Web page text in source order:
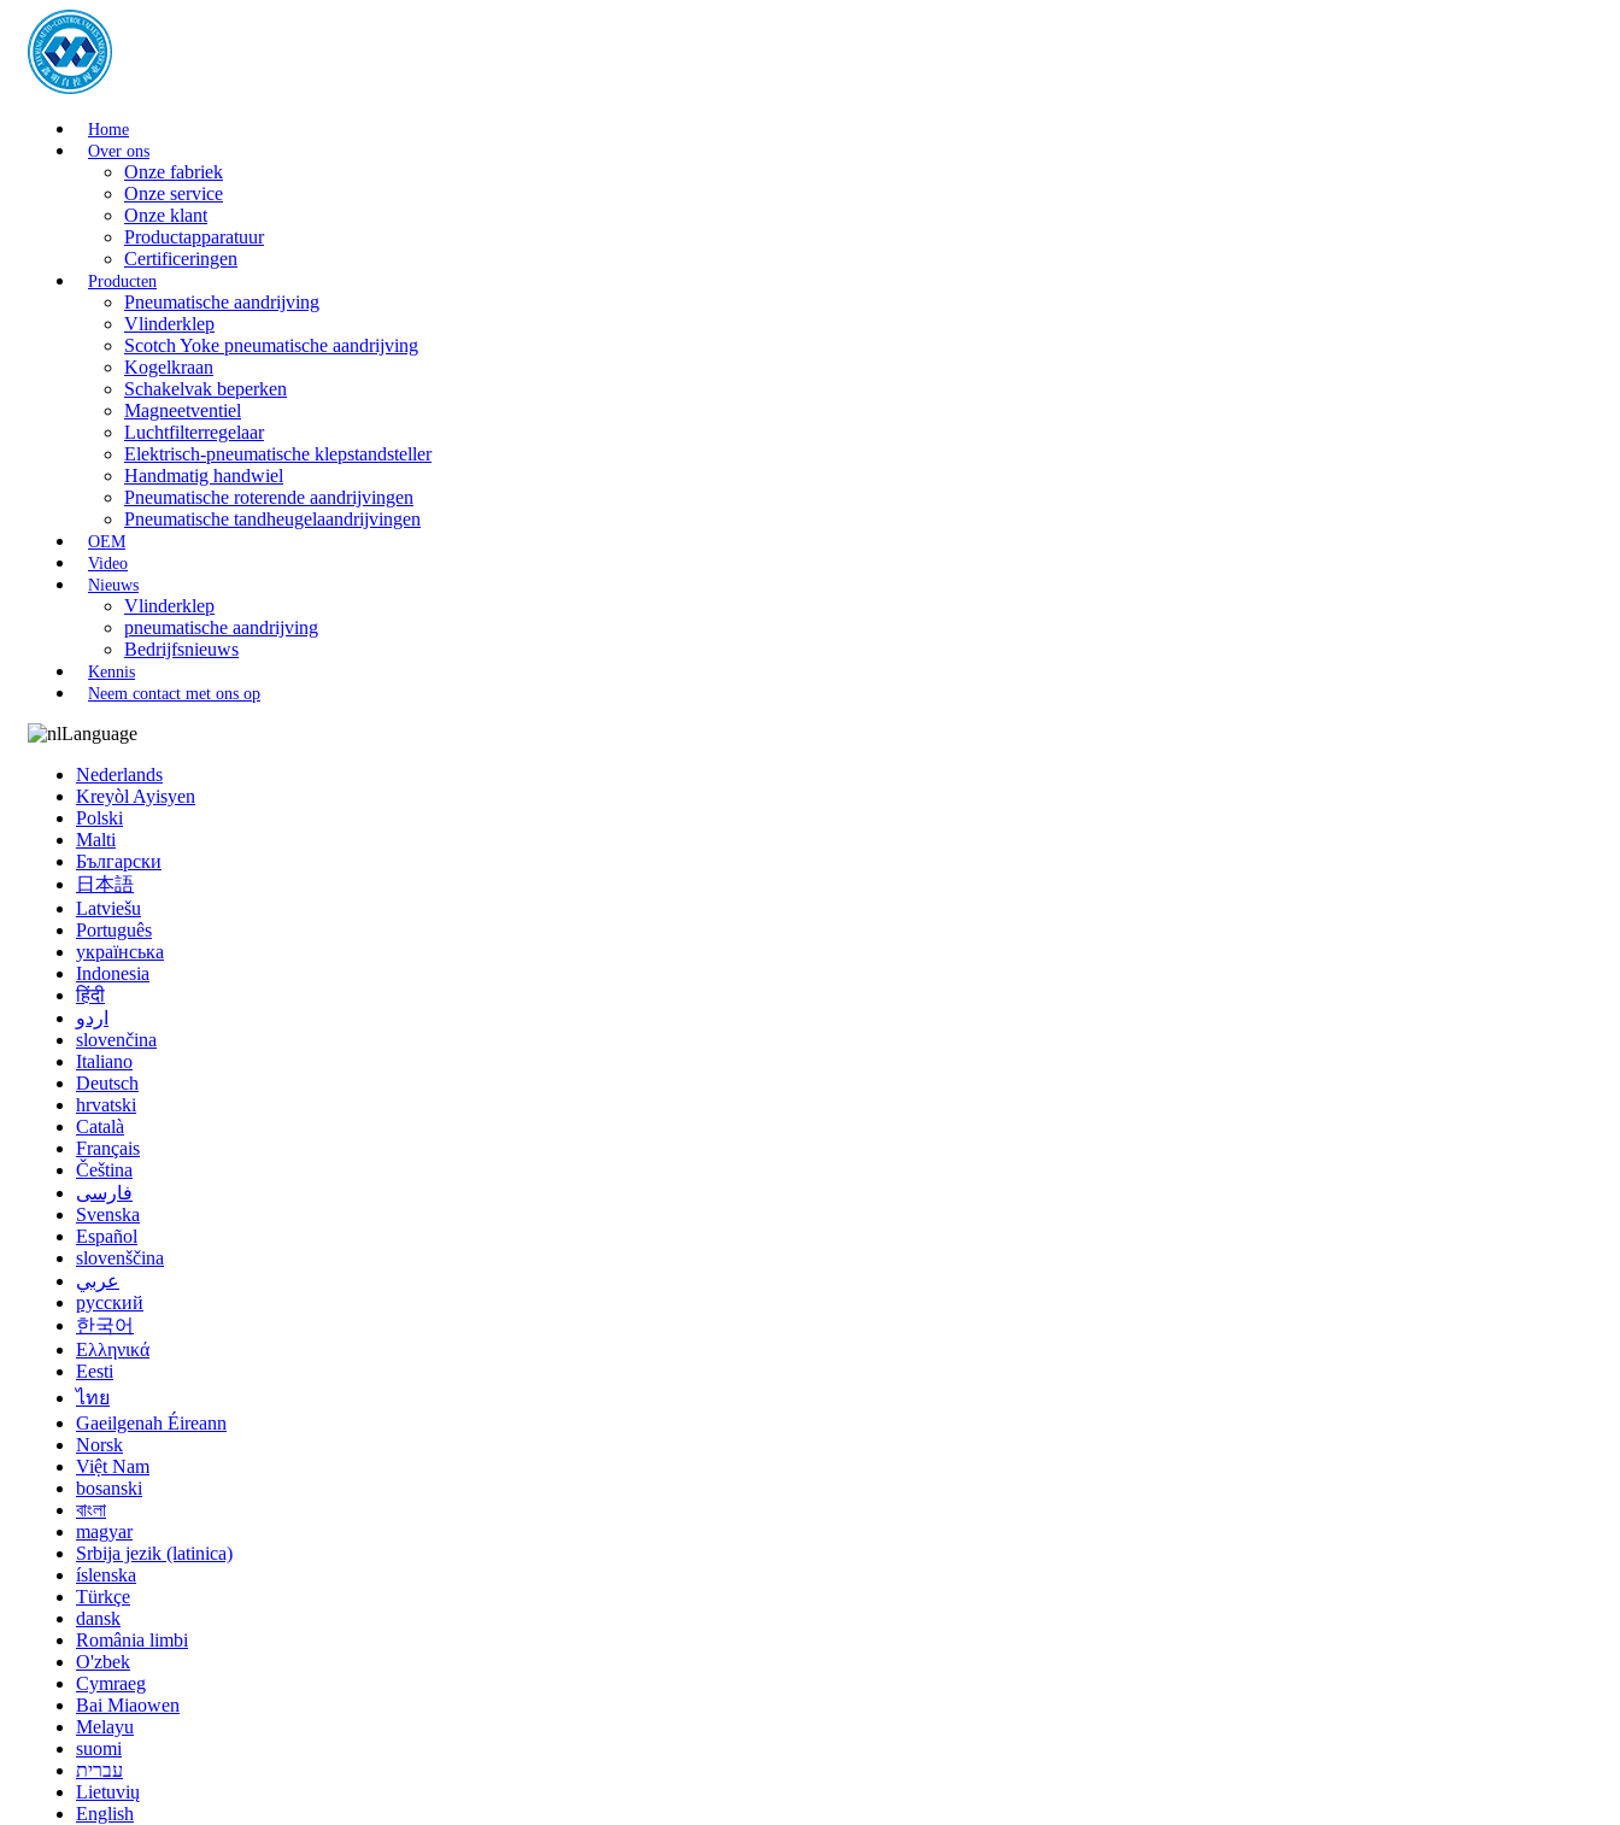
Home
Over ons
Onze fabriek
Onze service
Onze klant
Productapparatuur
Certificeringen
Producten
Pneumatische aandrijving
Vlinderklep
Scotch Yoke pneumatische aandrijving
Kogelkraan
Schakelvak beperken
Magneetventiel
Luchtfilterregelaar
Elektrisch-pneumatische klepstandsteller
Handmatig handwiel
Pneumatische roterende aandrijvingen
Pneumatische tandheugelaandrijvingen
OEM
Video
Nieuws
Vlinderklep
pneumatische aandrijving
Bedrijfsnieuws
Kennis
Neem contact met ons op
Language
Nederlands
Kreyòl Ayisyen
Polski
Malti
Български
日本語
Latviešu
Português
українська
Indonesia
हिंदी
اردو
slovenčina
Italiano
Deutsch
hrvatski
Català
Français
Čeština
فارسی
Svenska
Español
slovenščina
عربي
русский
한국어
Ελληνικά
Eesti
ไทย
Gaeilgenah Éireann
Norsk
Việt Nam
bosanski
বাংলা
magyar
Srbija jezik (latinica)
íslenska
Türkçe
dansk
România limbi
O'zbek
Cymraeg
Bai Miaowen
Melayu
suomi
עברית
Lietuvių
English